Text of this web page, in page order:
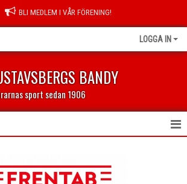
BLI MEDLEM I VÅR FÖRENING!
LOGGA IN
BANDY
sport sedan 1906